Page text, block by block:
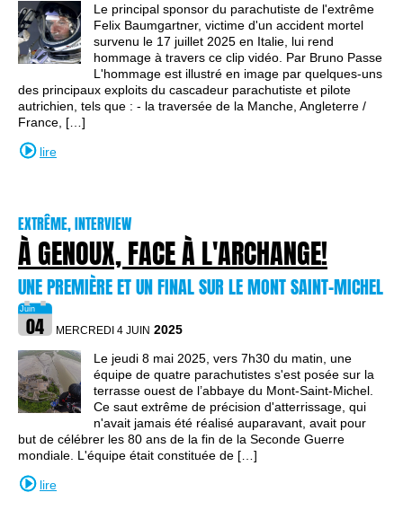
Le principal sponsor du parachutiste de l'extrême
Felix Baumgartner, victime d'un accident mortel
survenu le 17 juillet 2025 en Italie, lui rend
hommage à travers ce clip vidéo. Par Bruno Passe
L'hommage est illustré en image par quelques-uns
des principaux exploits du cascadeur parachutiste et pilote
autrichien, tels que : - la traversée de la Manche, Angleterre /
France, […]
lire
EXTRÊME, INTERVIEW
À GENOUX, FACE À L'ARCHANGE!
UNE PREMIÈRE ET UN FINAL SUR LE MONT SAINT-MICHEL
MERCREDI 4 JUIN 2025
Le jeudi 8 mai 2025, vers 7h30 du matin, une
équipe de quatre parachutistes s'est posée sur la
terrasse ouest de l’abbaye du Mont-Saint-Michel.
Ce saut extrême de précision d'atterrissage, qui
n'avait jamais été réalisé auparavant, avait pour
but de célébrer les 80 ans de la fin de la Seconde Guerre
mondiale. L'équipe était constituée de […]
lire